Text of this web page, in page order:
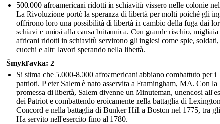
500.000 afroamericani ridotti in schiavitù vissero nelle colonie
La Rivoluzione portò la speranza di libertà per molti poiché gli
offrirono loro una possibilità di libertà in cambio della fuga dai
schiavi e unirsi alla causa britannica. Con grande rischio, migliaia
africani ridotti in schiavitù servirono gli inglesi come spie, soldati,
cuochi e altri lavori sperando nella libertà.
Šmykľavka: 2
Si stima che 5.000-8.000 afroamericani abbiano combattuto per i
patrioti. P eter Salem è nato asservita a Framingham, MA. Con la
promessa di libertà, Salem divenne un Minuteman, unendosi
dei Patriot e combattendo eroicamente nella battaglia di
Concord e nella battaglia di Bunker Hill a Boston nel 1775, tra
Ha servito nell'esercito fino al 1780.